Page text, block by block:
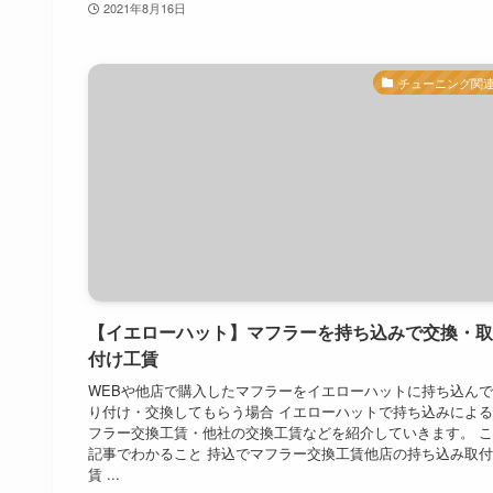
2021年8月16日
チューニング関連
【イエローハット】マフラーを持ち込みで交換・
付け工賃
WEBや他店で購入したマフラーをイエローハットに持ち込ん
り付け・交換してもらう場合 イエローハットで持ち込みによ
フラー交換工賃・他社の交換工賃などを紹介していきます。
記事でわかること 持込でマフラー交換工賃他店の持ち込み取
賃 ...